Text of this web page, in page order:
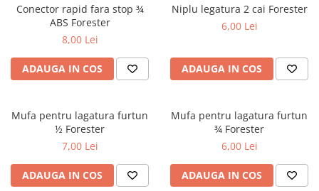
Foarfeci de mana
Galeti de lucru si accesorii
Patenti, clesti si sfici
Pistoale de spuma si silicon
Razuri si razuitoare de mana
Surubelnite si seturi de
Conector rapid fara stop ¾
ABS Forester
8,00 Lei
ADAUGA IN COS
Niplu legatura 2 cai Forester
6,00 Lei
ADAUGA IN COS
Mufa pentru lagatura furtun
½ Forester
7,00 Lei
ADAUGA IN COS
Mufa pentru lagatura furtun
¾ Forester
6,00 Lei
ADAUGA IN COS